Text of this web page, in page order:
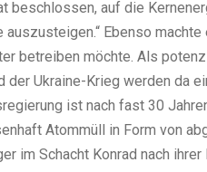
beschlossen, auf die
auszusteigen.“ Ebenso
betreiben möchte. Als
der Ukraine-Krieg werden da
ist nach fast 30
Atommüll in Form von
im Schacht Konrad nach